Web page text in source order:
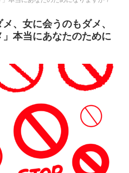
メ、女に会うのもダメ、
本当にあなたのために